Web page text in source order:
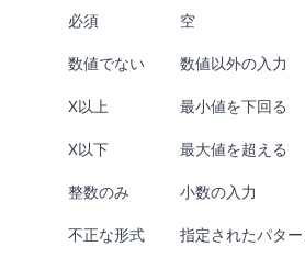
必須 空
数値でない 数値以外の入力
X以上 最小値を下回る
X以下 最大値を超える
整数のみ 小数の入力
不正な形式 指定されたパタ